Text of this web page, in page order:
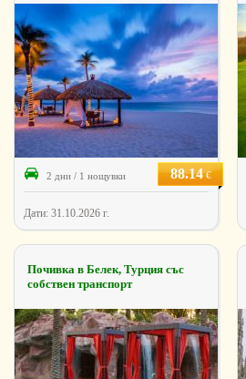
2 дни / 1 нощувки 88.14€
Дати: 31.10.2026 г.
Почивка в Белек, Турция със
собствен транспорт